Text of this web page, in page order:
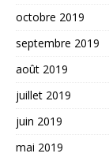
octobre 2019
septembre 2019
août 2019
juillet 2019
juin 2019
mai 2019